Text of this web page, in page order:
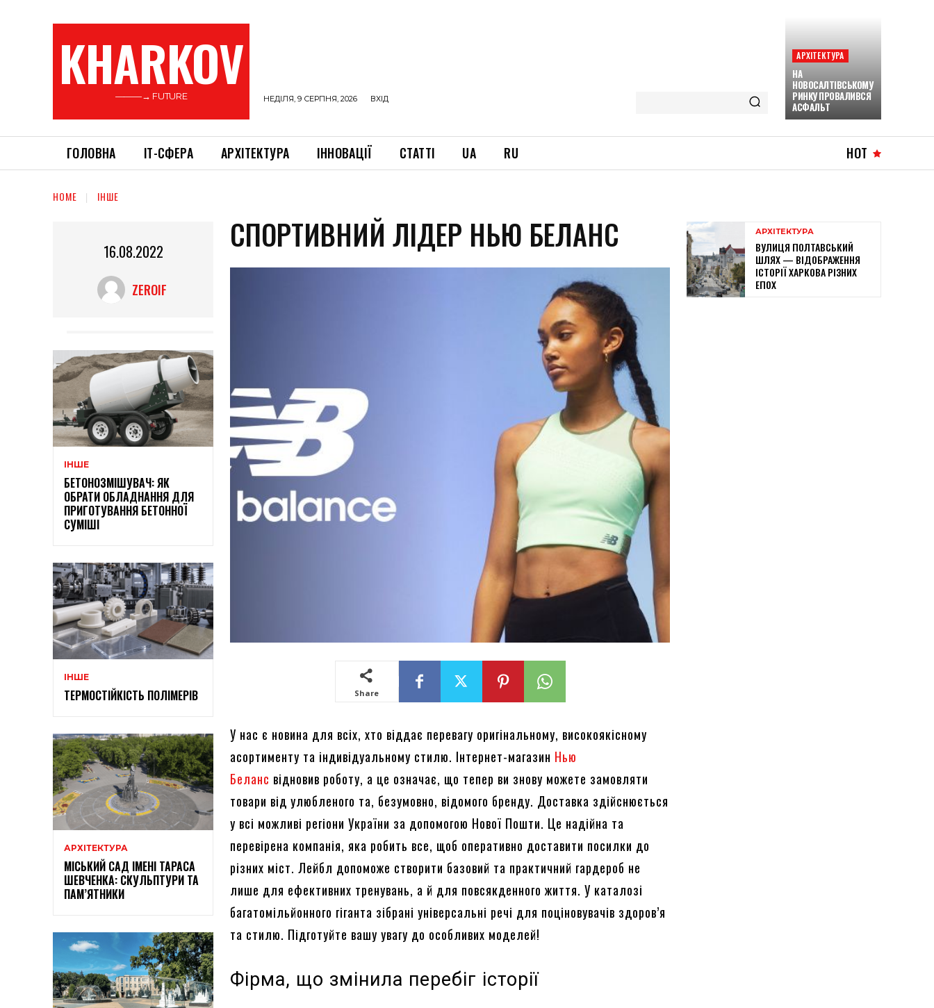
KHARKOV
———→ FUTURE НЕДІЛЯ, 9 СЕРПНЯ, 2026 ВХІД
АРХІТЕКТУРА
НА
НОВОСАЛТІВСЬКОМУ
РИНКУ ПРОВАЛИВСЯ
АСФАЛЬТ
ГОЛОВНА ІТ-СФЕРА АРХІТЕКТУРА ІННОВАЦІЇ СТАТТІ UA RU HOT
HOME ІНШЕ
16.08.2022
ZEROIF
ІНШЕ
БЕТОНОЗМІШУВАЧ: ЯК
ОБРАТИ ОБЛАДНАННЯ ДЛЯ
ПРИГОТУВАННЯ БЕТОННОЇ
СУМІШІ
ІНШЕ
ТЕРМОСТІЙКІСТЬ ПОЛІМЕРІВ
АРХІТЕКТУРА
МІСЬКИЙ САД ІМЕНІ ТАРАСА
ШЕВЧЕНКА: СКУЛЬПТУРИ ТА
ПАМ’ЯТНИКИ
СПОРТИВНИЙ ЛІДЕР НЬЮ БЕЛАНС
Share
У нас є новина для всіх, хто віддає перевагу оригінальному, високоякісному
асортименту та індивідуальному стилю. Інтернет-магазин Нью
Беланс відновив роботу, а це означає, що тепер ви знову можете замовляти
товари від улюбленого та, безумовно, відомого бренду. Доставка здійснюється
у всі можливі регіони України за допомогою Нової Пошти. Це надійна та
перевірена компанія, яка робить все, щоб оперативно доставити посилки до
різних міст. Лейбл допоможе створити базовий та практичний гардероб не
лише для ефективних тренувань, а й для повсякденного життя. У каталозі
багатомільйонного гіганта зібрані універсальні речі для поціновувачів здоров’я
та стилю. Підготуйте вашу увагу до особливих моделей!
Фірма, що змінила перебіг історії
АРХІТЕКТУРА
ВУЛИЦЯ ПОЛТАВСЬКИЙ
ШЛЯХ — ВІДОБРАЖЕННЯ
ІСТОРІЇ ХАРКОВА РІЗНИХ
ЕПОХ